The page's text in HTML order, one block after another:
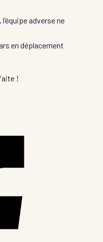
adverse ne
en déplacement
!